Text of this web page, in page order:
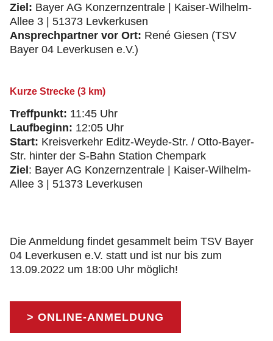
Ziel: Bayer AG Konzernzentrale | Kaiser-Wilhelm-
Allee 3 | 51373 Levkerkusen
Ansprechpartner vor Ort: René Giesen (TSV
Bayer 04 Leverkusen e.V.)
Kurze Strecke (3 km)
Treffpunkt: 11:45 Uhr
Laufbeginn: 12:05 Uhr
Start: Kreisverkehr Editz-Weyde-Str. / Otto-Bayer-
Str. hinter der S-Bahn Station Chempark
Ziel : Bayer AG Konzernzentrale | Kaiser-Wilhelm-
Allee 3 | 51373 Leverkusen
Die Anmeldung findet gesammelt beim TSV Bayer
04 Leverkusen e.V. statt und ist nur bis zum
13.09.2022 um 18:00 Uhr möglich!
> ONLINE-ANMELDUNG